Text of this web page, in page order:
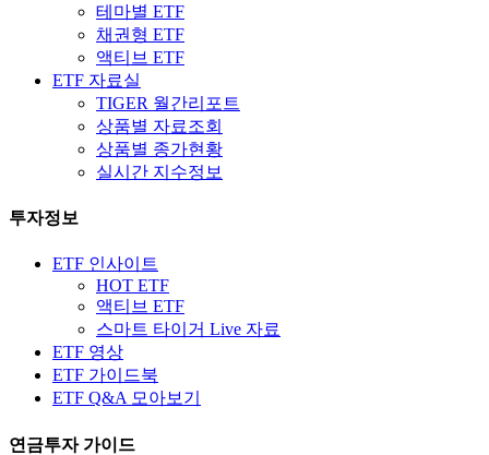
테마별 ETF
채권형 ETF
액티브 ETF
ETF 자료실
TIGER 월간리포트
상품별 자료조회
상품별 종가현황
실시간 지수정보
투자정보
ETF 인사이트
HOT ETF
액티브 ETF
스마트 타이거 Live 자료
ETF 영상
ETF 가이드북
ETF Q&A 모아보기
연금투자 가이드